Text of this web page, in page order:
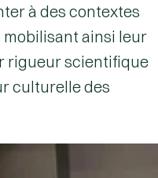
à des contextes
mobilisant ainsi leur
rigueur scientifique
culturelle des